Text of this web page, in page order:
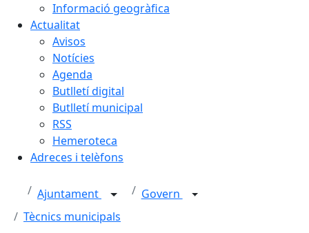
Informació geogràfica
Actualitat
Avisos
Notícies
Agenda
Butlletí digital
Butlletí municipal
RSS
Hemeroteca
Adreces i telèfons
Ajuntament
Govern
Tècnics municipals